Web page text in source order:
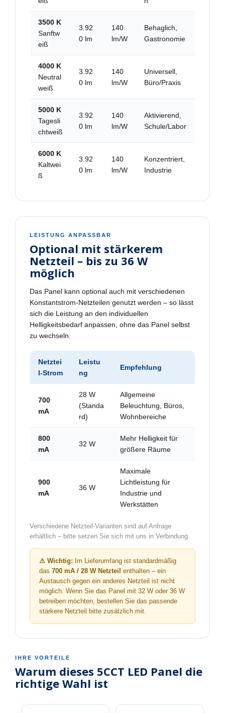
3500 K
Sanftw
eiß
3.92
0 lm
140
lm/W
Behaglich,
Gastronomie
4000 K
Neutral
weiß
3.92
0 lm
140
lm/W
Universell,
Büro/Praxis
5000 K
Tagesli
chtweiß
3.92
0 lm
140
lm/W
Aktivierend,
Schule/Labor
6000 K
Kaltwei
ß
3.92
0 lm
140
lm/W
Konzentriert,
Industrie
LEISTUNG ANPASSBAR
Optional mit stärkerem
Netzteil – bis zu 36 W
möglich
Das Panel kann optional auch mit verschiedenen
Konstantstrom-Netzteilen genutzt werden – so lässt
sich die Leistung an den individuellen
Helligkeitsbedarf anpassen, ohne das Panel selbst
zu wechseln.
Netztei
l-Strom
Leistu
ng
Empfehlung
700
mA
28 W
(Standa
rd)
Allgemeine
Beleuchtung, Büros,
Wohnbereiche
800
mA
32 W
Mehr Helligkeit für
größere Räume
900
mA
36 W
Maximale
Lichtleistung für
Industrie und
Werkstätten
Verschiedene Netzteil-Varianten sind auf Anfrage
erhältlich – bitte setzen Sie sich mit uns in Verbindung.
⚠ Wichtig: Im Lieferumfang ist standardmäßig
das 700 mA / 28 W Netzteil enthalten – ein
Austausch gegen ein anderes Netzteil ist nicht
möglich. Wenn Sie das Panel mit 32 W oder 36 W
betreiben möchten, bestellen Sie das passende
stärkere Netzteil bitte zusätzlich mit.
IHRE VORTEILE
Warum dieses 5CCT LED Panel die
richtige Wahl ist